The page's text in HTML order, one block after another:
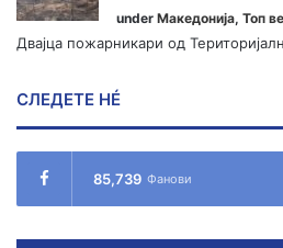
under Македонија, Топ
Двајца пожарникари од
СЛЕДЕТЕ НÉ
85,739 Фанови